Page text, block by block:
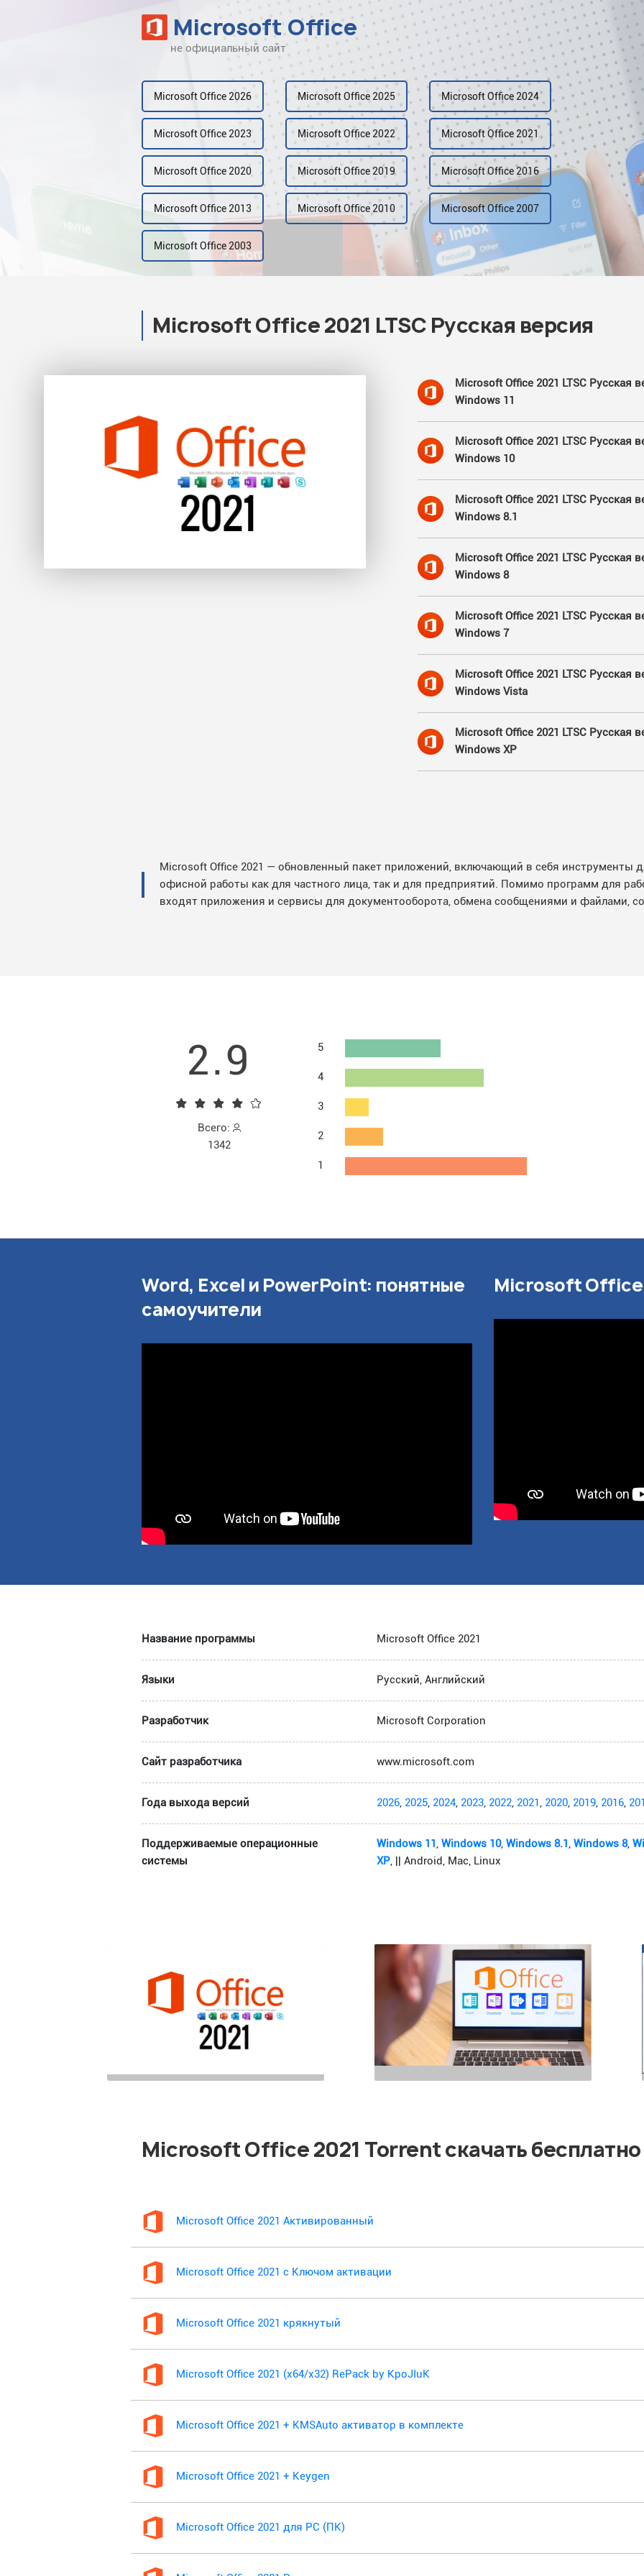
Microsoft Office
не официальный сайт
Microsoft Office 2026 Microsoft Office 2025 Microsoft Office 2024
Microsoft Office 2023 Microsoft Office 2022 Microsoft Office 2021
Microsoft Office 2020 Microsoft Office 2019 Microsoft Office 2016
Microsoft Office 2013 Microsoft Office 2010 Microsoft Office 2007
Microsoft Office 2003
Microsoft Office 2021 LTSC Русская версия
Microsoft Office 2021 LTSC Русская
Windows 11
Microsoft Office 2021 LTSC Русская
Windows 10
Microsoft Office 2021 LTSC Русская
Windows 8.1
Microsoft Office 2021 LTSC Русская
Windows 8
Microsoft Office 2021 LTSC Русская
Windows 7
Microsoft Office 2021 LTSC Русская
Windows Vista
Microsoft Office 2021 LTSC Русская
Windows XP
Microsoft Office 2021 — обновленный пакет приложений, включающий в себя инструменты
офисной работы как для частного лица, так и для предприятий. Помимо программ для
входят приложения и сервисы для документооборота, обмена сообщениями и файлами,
2.9
Всего:
1342
5
4
3
2
1
Word, Excel и PowerPoint: понятные
самоучители
Microsoft
Название программы Microsoft Office 2021
Языки Русский, Английский
Разработчик Microsoft Corporation
Сайт разработчика www.microsoft.com
Года выхода версий 2026, 2025, 2024, 2023, 2022, 2021, 2020, 2019, 2016,
Поддерживаемые операционные
системы
Windows 11 , Windows 10, Windows 8.1 , Windows 8,
XP, || Android, Mac, Linux
Microsoft Office 2021 Torrent скачать бесплатно
Microsoft Office 2021 Активированный
Microsoft Office 2021 с Ключом активации
Microsoft Office 2021 крякнутый
Microsoft Office 2021 (x64/x32) RePack by KpoJIuK
Microsoft Office 2021 + KMSAuto активатор в комплекте
Microsoft Office 2021 + Keygen
Microsoft Office 2021 для PC (ПК)